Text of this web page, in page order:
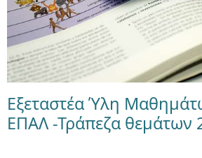
Εξεταστέα Ύλη
ΕΠΑΛ -Τράπεζα θεμάτων